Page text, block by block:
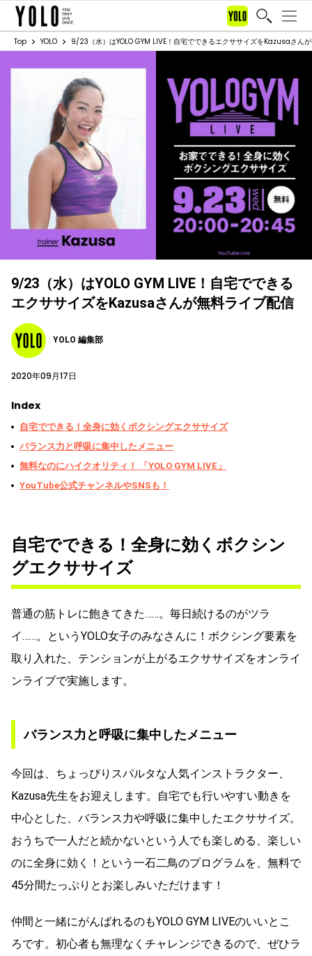
Top YOLO 9/23（水）はYOLO GYM LIVE！自宅でできるエクササイズをKazusaさん
9/23（水）はYOLO GYM LIVE！自宅でできる
エクササイズをKazusaさんが無料ライブ配信
YOLO 編集部
2020年09月17日
Index
自宅でできる！全身に効くボクシングエクササイズ
バランス力と呼吸に集中したメニュー
無料なのにハイクオリティ！ 「YOLO GYM LIVE」
YouTube公式チャンネルやSNSも！
自宅でできる！全身に効くボクシン
グエクササイズ
普通の筋トレに飽きてきた……。毎日続けるのがツラ
イ……。というYOLO女子のみなさんに！ボクシング要素を
取り入れた、テンションが上がるエクササイズをオンライ
ンライブで実施します。
バランス力と呼吸に集中したメニュー
今回は、ちょっぴりスパルタな人気インストラクター、
Kazusa先生をお迎えします。自宅でも行いやすい動きを
中心とした、バランス力や呼吸に集中したエクササイズ。
おうちで一人だと続かないという人でも楽しめる、楽しい
のに全身に効く！という一石二鳥のプログラムを、無料で
45分間たっぷりとお楽しみいただけます！
仲間と一緒にがんばれるのもYOLO GYM LIVEのいいとこ
ろです。初心者も無理なくチャレンジできるので、ぜひラ